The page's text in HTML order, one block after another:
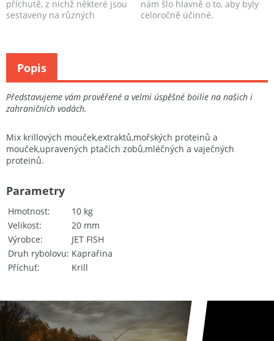
příchutě, z nichž některé jsou
sestaveny na různých
nám šlo hlavně o to, aby byly
celoročně účinné.
Představujeme vám prověřené a velmi úspěšné boilie na našich i
zahraničních vodách.
Mix krillových mouček,extraktů,mořských proteinů a
mouček,upravených ptačích zobů,mléčných a vaječných
proteinů.
Hmotnost
10 kg
Velikost
20 mm
Výrobce
JET FISH
Druh rybolovu Kaprařina
Příchuť
Krill
Parametry
Popis